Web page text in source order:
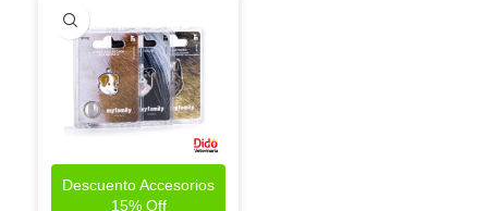
Descuento Accesorios
15% Off